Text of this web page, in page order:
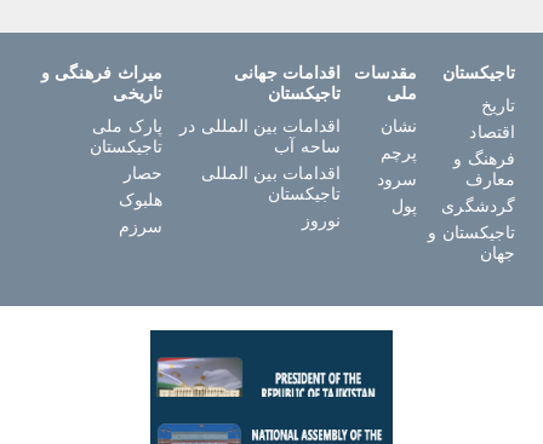
تاجیکستان
تاریخ
اقتصاد
فرهنگ و
معارف
گردشگری
تاجیکستان و
جهان
مقدسات
ملی
نشان
پرچم
سرود
پول
اقدامات جهانی
تاجیکستان
اقدامات بین المللی در
ساحه آب
اقدامات بین المللی
تاجیکستان
نوروز
میراث فرهنگی و
تاریخی
پارک ملی
تاجیکستان
حصار
هلبوک
سرزم